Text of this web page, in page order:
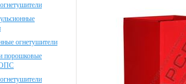
огнетушители
порошковые
ОПС